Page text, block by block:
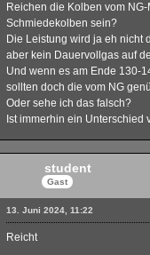
Reichen die Kolben vom
Schmiedekolben sein?
Die Leistung wird ja eh nicht
aber kein Dauervollgas auf
Und wenn es am Ende 130-
sollten doch die vom NG
Oder sehe ich das falsch?
Ist immerhin ein Unterschied
student
Gast
13. Juni 2024, 11:22
Reicht